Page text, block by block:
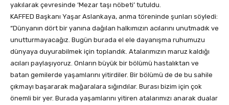
yakılarak çevresinde ‘Mezar taşı nöbeti’ tutuldu.
KAFFED Başkanı Yaşar Aslankaya, anma töreninde şunları söyledi:
“Dünyanın dört bir yanına dağılan halkımızın acılarını unutmadık ve
unutturmayacağız. Bugün burada el ele dayanışma ruhumuzu
dünyaya duyurabilmek için toplandık. Atalarımızın maruz kaldığı
acıları paylaşıyoruz. Onların büyük bir bölümü hastalıktan ve
batan gemilerde yaşamlarını yitirdiler. Bir bölümü de de bu sahile
çıkmayı başararak mağaralara sığındılar. Burası bizim için çok
önemli bir yer. Burada yaşamlarını yitiren atalarımızı anarak dualar